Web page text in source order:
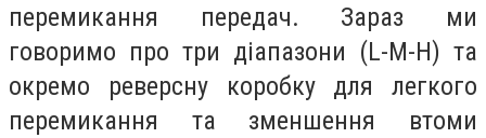
перемикання передач. Зараз ми
говоримо про три діапазони (L-M-H) та
окремо реверсну коробку для легкого
перемикання та зменшення втоми